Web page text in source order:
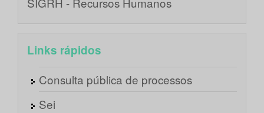
Links rápidos
Consulta pública de processos
Sei